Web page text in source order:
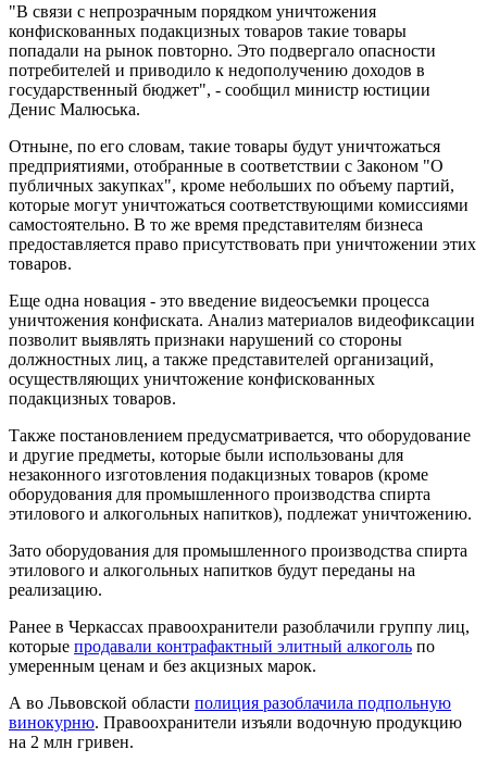
"В связи с непрозрачным порядком уничтожения
конфискованных подакцизных товаров такие товары
попадали на рынок повторно. Это подвергало опасности
потребителей и приводило к недополучению доходов в
государственный бюджет", - сообщил министр юстиции
Денис Малюська.
Отныне, по его словам, такие товары будут уничтожаться
предприятиями, отобранные в соответствии с Законом "О
публичных закупках", кроме небольших по объему партий,
которые могут уничтожаться соответствующими комиссиями
самостоятельно. В то же время представителям бизнеса
предоставляется право присутствовать при уничтожении этих
товаров.
Еще одна новация - это введение видеосъемки процесса
уничтожения конфиската. Анализ материалов видеофиксации
позволит выявлять признаки нарушений со стороны
должностных лиц, а также представителей организаций,
осуществляющих уничтожение конфискованных
подакцизных товаров.
Также постановлением предусматривается, что оборудование
и другие предметы, которые были использованы для
незаконного изготовления подакцизных товаров (кроме
оборудования для промышленного производства спирта
этилового и алкогольных напитков), подлежат уничтожению.
Зато оборудования для промышленного производства спирта
этилового и алкогольных напитков будут переданы на
реализацию.
Ранее в Черкассах правоохранители разоблачили группу лиц,
которые продавали контрафактный элитный алкоголь по
умеренным ценам и без акцизных марок.
А во Львовской области полиция разоблачила подпольную
винокурню. Правоохранители изъяли водочную продукцию
на 2 млн гривен.